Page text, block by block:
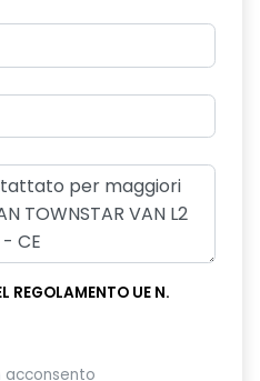
REGOLAMENTO UE N.
acconsento